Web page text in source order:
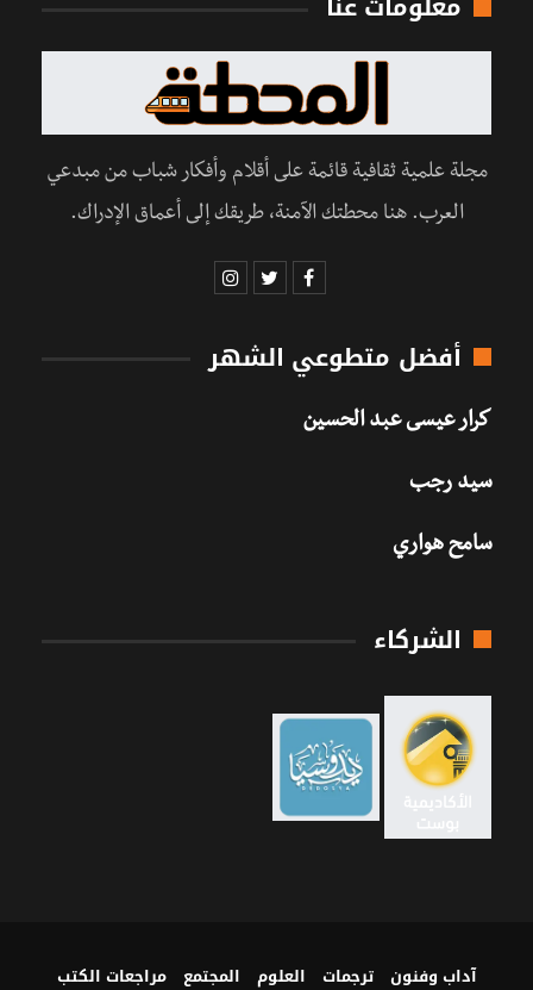
مجلة علمية ثقافية قائمة على أقلام وأفكار شباب من مبدعي
العرب. هنا محطتك الآمنة، طريقك إلى أعماق الإدراك.
أفضل متطوعي الشهر
كرار عيسى عبد الحسين
سيد رجب
سامح هواري
الشركاء
آداب وفنون ترجمات العلوم المجتمع مراجعات الكتب